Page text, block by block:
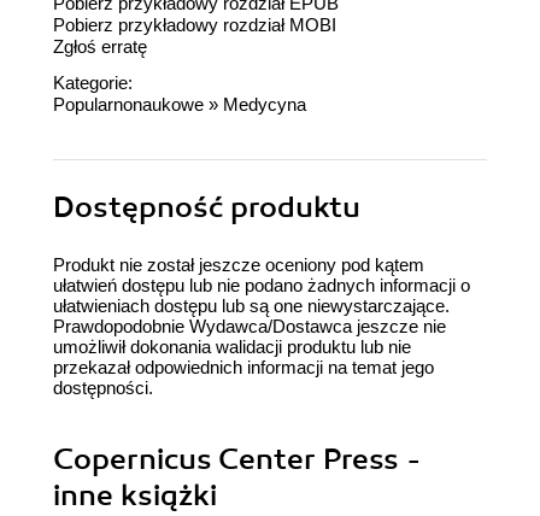
Pobierz przykładowy rozdział MOBI
Zgłoś erratę
Kategorie:
Popularnonaukowe » Medycyna
Dostępność produktu
Produkt nie został jeszcze oceniony pod kątem
ułatwień dostępu lub nie podano żadnych informacji o
ułatwieniach dostępu lub są one niewystarczające.
Prawdopodobnie Wydawca/Dostawca jeszcze nie
umożliwił dokonania walidacji produktu lub nie
przekazał odpowiednich informacji na temat jego
dostępności.
Copernicus Center Press -
inne książki